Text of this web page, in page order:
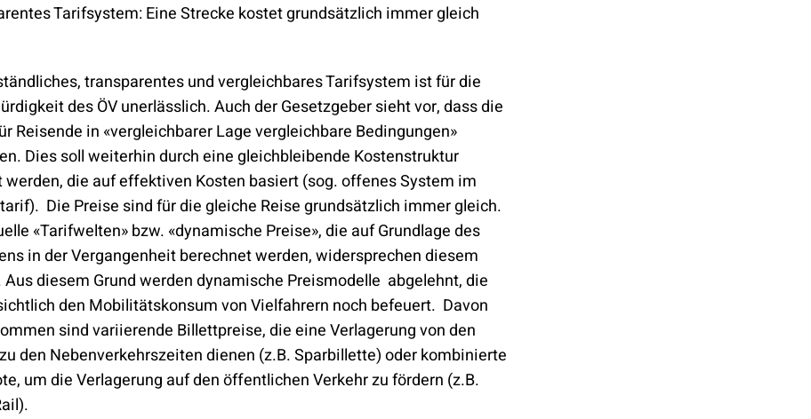
Tarifsystem: Eine Strecke kostet grundsätzlich immer gleich
transparentes und vergleichbares Tarifsystem ist für die
des ÖV unerlässlich. Auch der Gesetzgeber sieht vor, dass die
Reisende in «vergleichbarer Lage vergleichbare Bedingungen»
Dies soll weiterhin durch eine gleichbleibende Kostenstruktur
werden, die auf effektiven Kosten basiert (sog. offenes System im
Die Preise sind für die gleiche Reise grundsätzlich immer gleich.
«Tarifwelten» bzw. «dynamische Preise», die auf Grundlage des
in der Vergangenheit berechnet werden, widersprechen diesem
Aus diesem Grund werden dynamische Preismodelle abgelehnt, die
den Mobilitätskonsum von Vielfahrern noch befeuert. Davon
sind variierende Billettpreise, die eine Verlagerung von den
den Nebenverkehrszeiten dienen (z.B. Sparbillette) oder kombinierte
um die Verlagerung auf den öffentlichen Verkehr zu fördern (z.B.